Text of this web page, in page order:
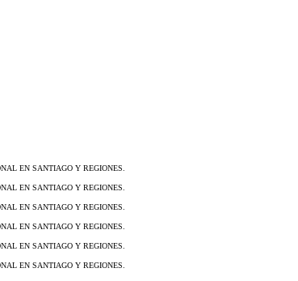
EN SANTIAGO Y REGIONES.
EN SANTIAGO Y REGIONES.
EN SANTIAGO Y REGIONES.
EN SANTIAGO Y REGIONES.
EN SANTIAGO Y REGIONES.
EN SANTIAGO Y REGIONES.